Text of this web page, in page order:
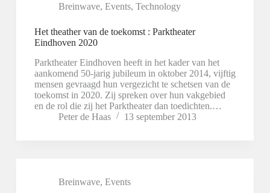
Breinwave, Events, Technology
Het theather van de toekomst : Parktheater
Eindhoven 2020
Parktheater Eindhoven heeft in het kader van het
aankomend 50-jarig jubileum in oktober 2014, vijftig
mensen gevraagd hun vergezicht te schetsen van de
toekomst in 2020. Zij spreken over hun vakgebied
en de rol die zij het Parktheater dan toedichten.…
Peter de Haas
13 september 2013
Breinwave, Events